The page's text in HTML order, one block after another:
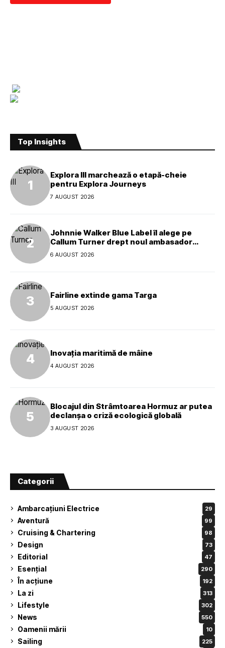
Top Insights
Explora III marchează o etapă-cheie
pentru Explora Journeys
7 AUGUST 2026
Johnnie Walker Blue Label îl alege pe
Callum Turner drept noul ambasador
global al mărcii
6 AUGUST 2026
Fairline extinde gama Targa
5 AUGUST 2026
Inovația maritimă de mâine
4 AUGUST 2026
Blocajul din Strâmtoarea Hormuz ar putea
declanșa o criză ecologică globală
3 AUGUST 2026
Categorii
Ambarcațiuni Electrice 29
Aventură 99
Cruising & Chartering 98
Design 73
Editorial 47
Esențial 290
În acțiune 192
La zi 313
Lifestyle 302
News 550
Oamenii mării 10
Sailing 225